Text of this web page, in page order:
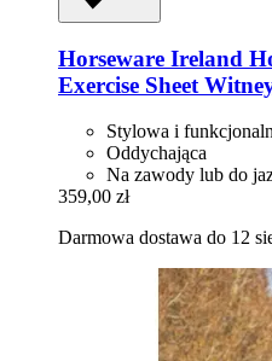
Horseware Ireland
Exercise Sheet
Stylowa i
Oddychająca
Na zawody lub do
359,00 zł
Darmowa dostawa do 12